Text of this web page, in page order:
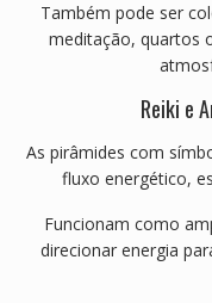
Também pode ser
meditação, quartos
Reiki e
As pirâmides com
fluxo energético,
Funcionam como
direcionar energia